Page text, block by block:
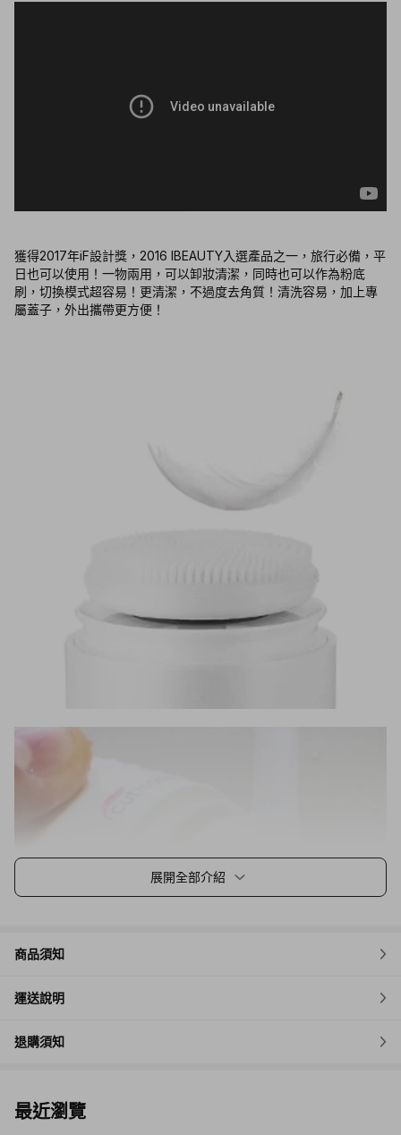
展開全部介紹
獲得2017年iF設計獎，2016 IBEAUTY入選產品之一，旅行必備，平
日也可以使用！一物兩用，可以卸妝清潔，同時也可以作為粉底
刷，切換模式超容易！更清潔，不過度去角質！清洗容易，加上專
屬蓋子，外出攜帶更方便！
商品須知
運送說明
退購須知
最近瀏覽